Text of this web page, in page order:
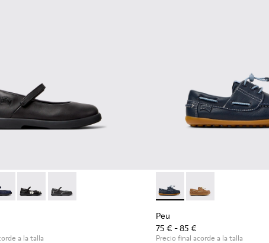
para niños.003 - Bailarinas de piel negras para niños.
- K800549-007
Duet - K800549-006
Duet - K800549-001
a la talla
Peu - K800689-002 -
Peu - K800689-004
Peu
75 € - 85 €
Precio final acorde a la talla